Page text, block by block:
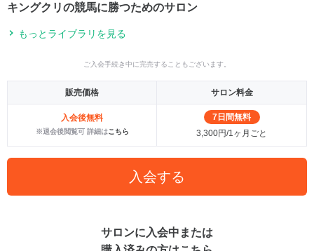
キングクリの競馬に勝つためのサロン
もっとライブラリを見る
ご入会手続き中に完売することもございます。
販売価格 サロン料金
入会後無料
※退会後閲覧可 詳細はこちら
7日間無料
3,300円/1ヶ月ごと
入会する
サロンに入会中または